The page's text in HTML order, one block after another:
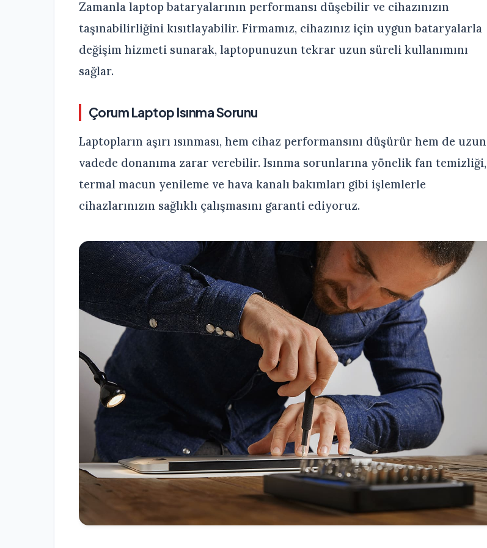
Zamanla laptop bataryalarının performansı düşebilir ve cihazınızın
taşınabilirliğini kısıtlayabilir. Firmamız, cihazınız için uygun bataryalarla
değişim hizmeti sunarak, laptopunuzun tekrar uzun süreli kullanımını
sağlar.
Çorum Laptop Isınma Sorunu
Laptopların aşırı ısınması, hem cihaz performansını düşürür hem de uzun
vadede donanıma zarar verebilir. Isınma sorunlarına yönelik fan temizliği,
termal macun yenileme ve hava kanalı bakımları gibi işlemlerle
cihazlarınızın sağlıklı çalışmasını garanti ediyoruz.